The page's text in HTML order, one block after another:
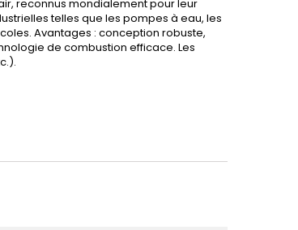
reconnus mondialement pour leur
telles que les pompes à eau, les
Avantages : conception robuste,
de combustion efficace. Les